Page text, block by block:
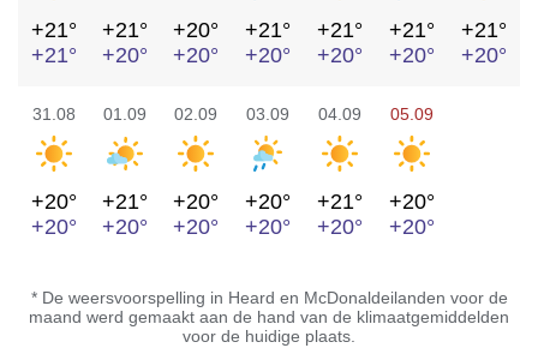
+21°
+21°
+21°
+20°
+20°
+20°
+21°
+20°
+21°
+20°
+21°
+20°
+21°
+20°
31.08
+20°
+20°
01.09
+21°
+20°
02.09
+20°
+20°
03.09
+20°
+20°
04.09
+21°
+20°
05.09
+20°
+20°
* De weersvoorspelling in Heard en McDonaldeilanden voor de
maand werd gemaakt aan de hand van de klimaatgemiddelden
voor de huidige plaats.